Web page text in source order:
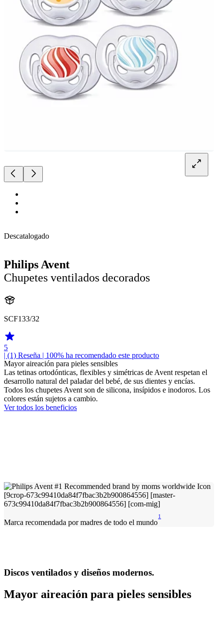
Descatalogado
Philips Avent
Chupetes ventilados decorados
SCF133/32
5
| (1) Reseña | 100% ha recomendado este producto
Mayor aireación para pieles sensibles
Las tetinas ortodónticas, flexibles y simétricas de Avent respetan el
desarrollo natural del paladar del bebé, de sus dientes y encías.
Todos los chupetes Avent son de silicona, insípidos e inodoros. Los
colores están sujetos a cambio.
Ver todos los beneficios
Marca recomendada por madres de todo el mundo
1
Discos ventilados y diseños modernos.
Mayor aireación para pieles sensibles